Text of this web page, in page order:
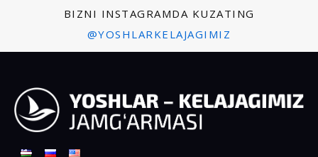
BIZNI INSTAGRAMDA KUZATING
@YOSHLARKELAJAGIMIZ